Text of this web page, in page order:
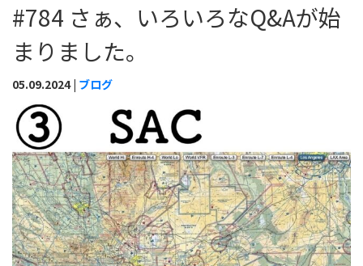
#784 さぁ、いろいろなQ&Aが始
まりました。
05.09.2024 | ブログ